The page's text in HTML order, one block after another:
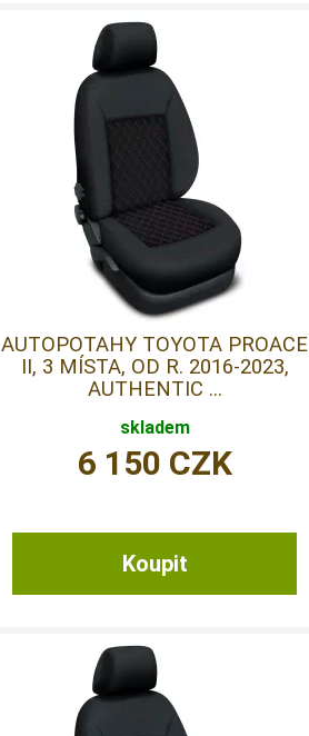
AUTOPOTAHY TOYOTA PROACE
II, 3 MÍSTA, OD R. 2016-2023,
AUTHENTIC ...
skladem
6 150 CZK